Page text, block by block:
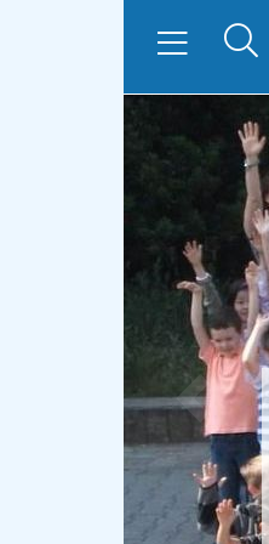
zurück